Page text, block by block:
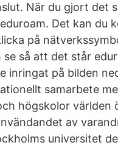
När du gjort det
Det kan du
på
se så att det står
inringat på bilden
samarbete
högskolor världen
av
universitet